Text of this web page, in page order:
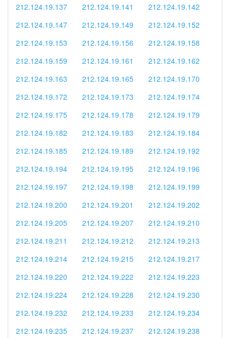
212.124.19.137
212.124.19.141
212.124.19.142
212.124.19.147
212.124.19.149
212.124.19.152
212.124.19.153
212.124.19.156
212.124.19.158
212.124.19.159
212.124.19.161
212.124.19.162
212.124.19.163
212.124.19.165
212.124.19.170
212.124.19.172
212.124.19.173
212.124.19.174
212.124.19.175
212.124.19.178
212.124.19.179
212.124.19.182
212.124.19.183
212.124.19.184
212.124.19.185
212.124.19.189
212.124.19.192
212.124.19.194
212.124.19.195
212.124.19.196
212.124.19.197
212.124.19.198
212.124.19.199
212.124.19.200
212.124.19.201
212.124.19.202
212.124.19.205
212.124.19.207
212.124.19.210
212.124.19.211
212.124.19.212
212.124.19.213
212.124.19.214
212.124.19.215
212.124.19.217
212.124.19.220
212.124.19.222
212.124.19.223
212.124.19.224
212.124.19.228
212.124.19.230
212.124.19.232
212.124.19.233
212.124.19.234
212.124.19.235
212.124.19.237
212.124.19.238